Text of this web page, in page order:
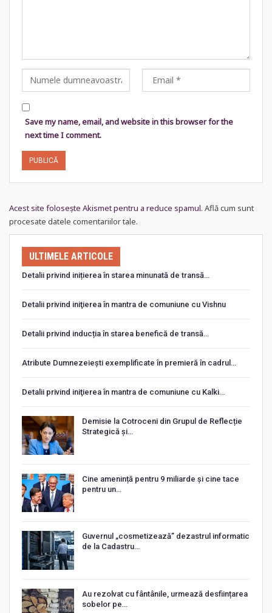
Save my name, email, and website in this browser for the
next time I comment.
Acest site folosește Akismet pentru a reduce spamul. Află cum sunt
procesate datele comentariilor tale.
ULTIMELE ARTICOLE
Detalii privind inițierea în starea minunată de transă…
Detalii privind iniţierea în mantra de comuniune cu Vishnu
Detalii privind inducția în starea benefică de transă…
Atribute Dumnezeiești exemplificate în premieră în cadrul…
Detalii privind iniţierea în mantra de comuniune cu Kalki…
Demisie la Cotroceni din Grupul de Reflecție
Strategică și…
Cine amenință pentru 9 miliarde și cine tace
pentru un…
Guvernul „cosmetizează” dezastrul informatic
de la Cadastru…
Au rezolvat cu fântânile, urmează desființarea
sobelor pe…